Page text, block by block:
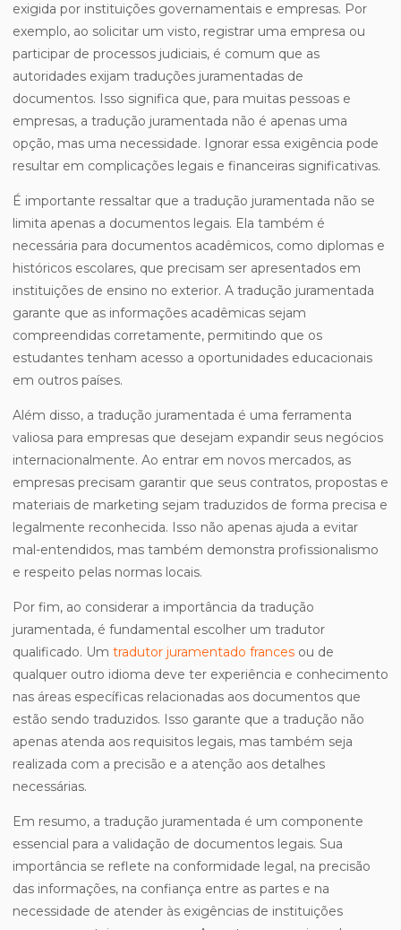
exigida por instituições governamentais e empresas. Por
exemplo, ao solicitar um visto, registrar uma empresa ou
participar de processos judiciais, é comum que as
autoridades exijam traduções juramentadas de
documentos. Isso significa que, para muitas pessoas e
empresas, a tradução juramentada não é apenas uma
opção, mas uma necessidade. Ignorar essa exigência pode
resultar em complicações legais e financeiras significativas.
É importante ressaltar que a tradução juramentada não se
limita apenas a documentos legais. Ela também é
necessária para documentos acadêmicos, como diplomas e
históricos escolares, que precisam ser apresentados em
instituições de ensino no exterior. A tradução juramentada
garante que as informações acadêmicas sejam
compreendidas corretamente, permitindo que os
estudantes tenham acesso a oportunidades educacionais
em outros países.
Além disso, a tradução juramentada é uma ferramenta
valiosa para empresas que desejam expandir seus negócios
internacionalmente. Ao entrar em novos mercados, as
empresas precisam garantir que seus contratos, propostas e
materiais de marketing sejam traduzidos de forma precisa e
legalmente reconhecida. Isso não apenas ajuda a evitar
mal-entendidos, mas também demonstra profissionalismo
e respeito pelas normas locais.
Por fim, ao considerar a importância da tradução
juramentada, é fundamental escolher um tradutor
qualificado. Um tradutor juramentado frances ou de
qualquer outro idioma deve ter experiência e conhecimento
nas áreas específicas relacionadas aos documentos que
estão sendo traduzidos. Isso garante que a tradução não
apenas atenda aos requisitos legais, mas também seja
realizada com a precisão e a atenção aos detalhes
necessárias.
Em resumo, a tradução juramentada é um componente
essencial para a validação de documentos legais. Sua
importância se reflete na conformidade legal, na precisão
das informações, na confiança entre as partes e na
necessidade de atender às exigências de instituições